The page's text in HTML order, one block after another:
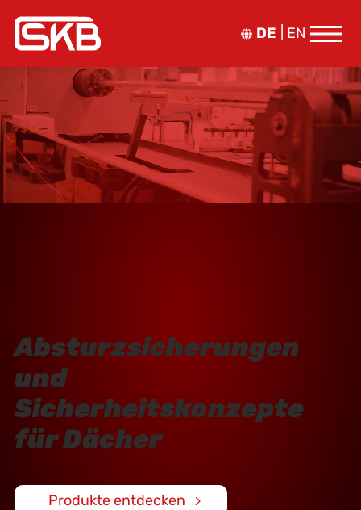
DE EN
Absturzsicherungen
und
Sicherheitskonzepte
für Dächer
Produkte entdecken